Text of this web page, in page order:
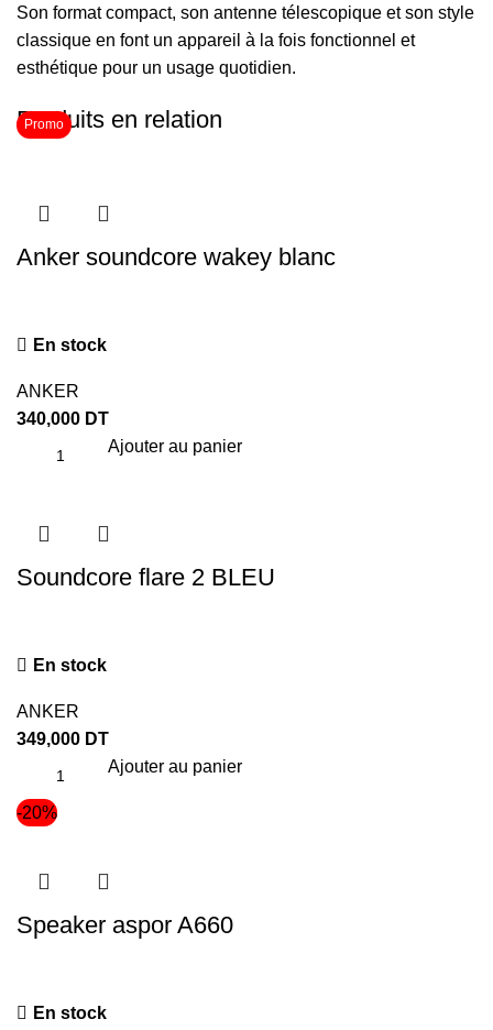
Son format compact, son antenne télescopique et son style
classique en font un appareil à la fois fonctionnel et
esthétique pour un usage quotidien.
Produits en relation
Anker soundcore wakey blanc
En stock
ANKER
340,000 DT
Ajouter au panier
Soundcore flare 2 BLEU
En stock
ANKER
349,000 DT
Ajouter au panier
-20%
Promo
Speaker aspor A660
En stock